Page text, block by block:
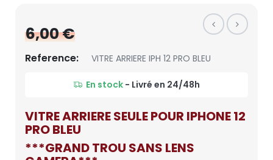
6,00 €
Reference: VITRE ARRIERE IPH 12 PRO BLEU
En stock - Livré en 24/48h
VITRE ARRIERE SEULE POUR IPHONE 12
PRO BLEU
***GRAND TROU SANS LENS